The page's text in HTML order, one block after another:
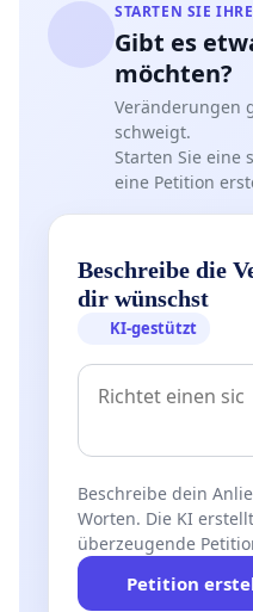
STARTEN SIE
Gibt es
möchten?
Veränderungen
schweigt.
Starten Sie eine
eine Petition
Beschreibe die
dir wünschst
KI-gestützt
Beschreibe dein
Worten. Die KI
überzeugende
Petition